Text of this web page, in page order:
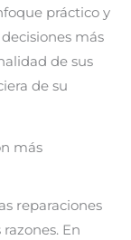
práctico y
más
de sus
de su
más
reparaciones
En